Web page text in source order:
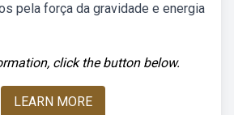
pela força da gravidade e energia
click the button below.
LEARN MORE